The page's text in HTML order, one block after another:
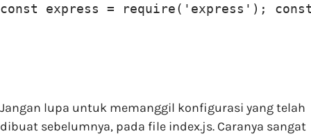
const express = require('express');
Jangan lupa untuk memanggil konfigurasi yang telah
dibuat sebelumnya, pada file index.js. Caranya sangat